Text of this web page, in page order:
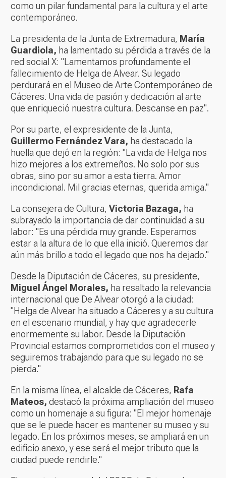
como un pilar fundamental para la cultura y el arte
contemporáneo.
La presidenta de la Junta de Extremadura, María
Guardiola, ha lamentado su pérdida a través de la
red social X: "Lamentamos profundamente el
fallecimiento de Helga de Alvear. Su legado
perdurará en el Museo de Arte Contemporáneo de
Cáceres. Una vida de pasión y dedicación al arte
que enriqueció nuestra cultura. Descanse en paz".
Por su parte, el expresidente de la Junta,
Guillermo Fernández Vara, ha destacado la
huella que dejó en la región: "La vida de Helga nos
hizo mejores a los extremeños. No solo por sus
obras, sino por su amor a esta tierra. Amor
incondicional. Mil gracias eternas, querida amiga."
La consejera de Cultura, Victoria Bazaga, ha
subrayado la importancia de dar continuidad a su
labor: "Es una pérdida muy grande. Esperamos
estar a la altura de lo que ella inició. Queremos dar
aún más brillo a todo el legado que nos ha dejado."
Desde la Diputación de Cáceres, su presidente,
Miguel Ángel Morales, ha resaltado la relevancia
internacional que De Alvear otorgó a la ciudad:
"Helga de Alvear ha situado a Cáceres y a su cultura
en el escenario mundial, y hay que agradecerle
enormemente su labor. Desde la Diputación
Provincial estamos comprometidos con el museo y
seguiremos trabajando para que su legado no se
pierda."
En la misma línea, el alcalde de Cáceres, Rafa
Mateos, destacó la próxima ampliación del museo
como un homenaje a su figura: "El mejor homenaje
que se le puede hacer es mantener su museo y su
legado. En los próximos meses, se ampliará en un
edificio anexo, y ese será el mejor tributo que la
ciudad puede rendirle."